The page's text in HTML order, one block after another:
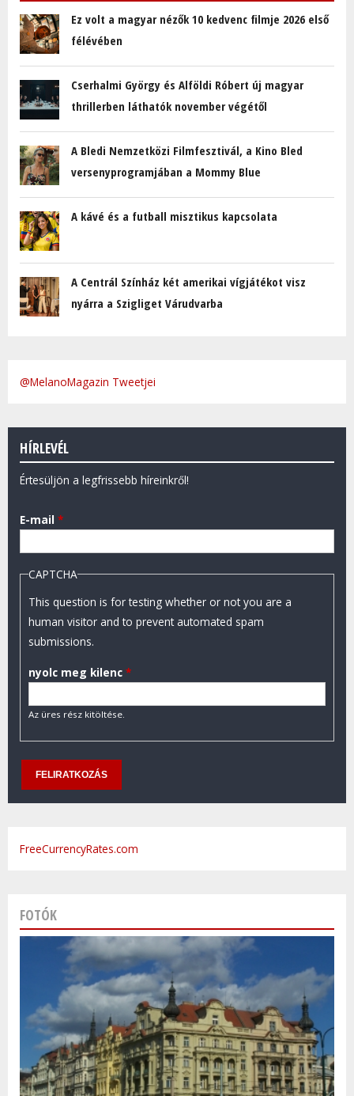
Ez volt a magyar nézők 10 kedvenc filmje 2026 első
félévében
Cserhalmi György és Alföldi Róbert új magyar
thrillerben láthatók november végétől
A Bledi Nemzetközi Filmfesztivál, a Kino Bled
versenyprogramjában a Mommy Blue
A kávé és a futball misztikus kapcsolata
A Centrál Színház két amerikai vígjátékot visz
nyárra a Szigliget Várudvarba
@MelanoMagazin Tweetjei
HÍRLEVÉL
Értesüljön a legfrissebb híreinkről!
E-mail *
CAPTCHA
This question is for testing whether or not you are a
human visitor and to prevent automated spam
submissions.
nyolc meg kilenc *
Az üres rész kitöltése.
FreeCurrencyRates.com
FOTÓK